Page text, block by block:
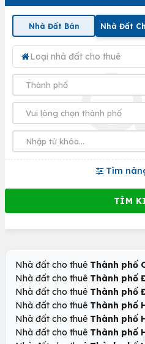
Nhà Đất Bán Nhà Đất
Loại nhà đất cho thuê
Tìm
Nhà đất cho thuê Thành phố
Nhà đất cho thuê Thành phố
Nhà đất cho thuê Thành phố
Nhà đất cho thuê Thành phố
Nhà đất cho thuê Thành phố
Nhà đất cho thuê Thành phố